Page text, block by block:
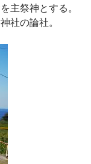
主祭神とする。
社の論社。